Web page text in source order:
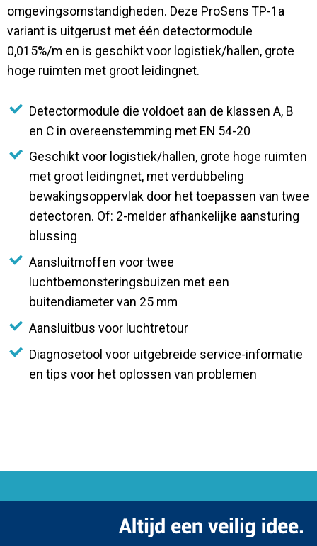
omgevingsomstandigheden. Deze ProSens TP-1a
variant is uitgerust met één detectormodule
0,015%/m en is geschikt voor logistiek/hallen, grote
hoge ruimten met groot leidingnet.
Detectormodule die voldoet aan de klassen A, B
en C in overeenstemming met EN 54-20
Geschikt voor logistiek/hallen, grote hoge ruimten
met groot leidingnet, met verdubbeling
bewakingsoppervlak door het toepassen van twee
detectoren. Of: 2-melder afhankelijke aansturing
blussing
Aansluitmoffen voor twee
luchtbemonsteringsbuizen met een
buitendiameter van 25 mm
Aansluitbus voor luchtretour
Diagnosetool voor uitgebreide service-informatie
en tips voor het oplossen van problemen